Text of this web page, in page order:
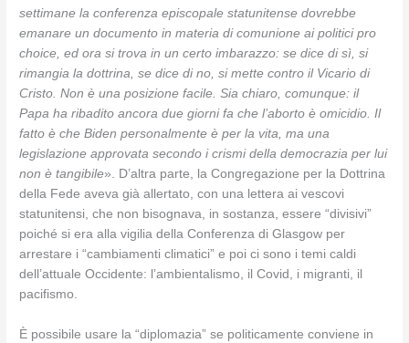
settimane la conferenza episcopale statunitense dovrebbe
emanare un documento in materia di comunione ai politici pro
choice, ed ora si trova in un certo imbarazzo: se dice di sì, si
rimangia la dottrina, se dice di no, si mette contro il Vicario di
Cristo. Non è una posizione facile. Sia chiaro, comunque: il
Papa ha ribadito ancora due giorni fa che l’aborto è omicidio. Il
fatto è che Biden personalmente è per la vita, ma una
legislazione approvata secondo i crismi della democrazia per lui
non è tangibile». D’altra parte, la Congregazione per la Dottrina
della Fede aveva già allertato, con una lettera ai vescovi
statunitensi, che non bisognava, in sostanza, essere “divisivi”
poiché si era alla vigilia della Conferenza di Glasgow per
arrestare i “cambiamenti climatici” e poi ci sono i temi caldi
dell’attuale Occidente: l’ambientalismo, il Covid, i migranti, il
pacifismo.
È possibile usare la “diplomazia” se politicamente conviene in